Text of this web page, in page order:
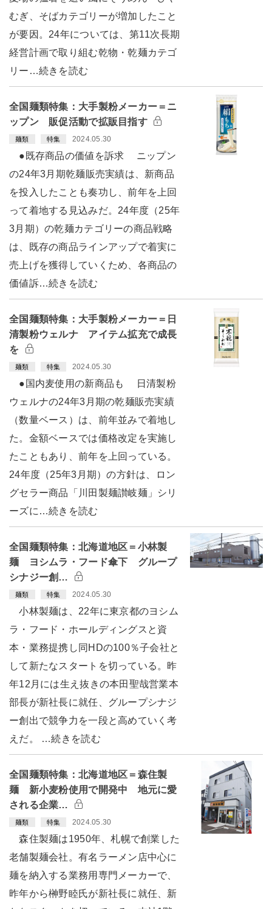
むぎ、そばカテゴリーが増加したこと
が要因。24年については、第11次長期
経営計画で取り組む乾物・乾麺カテゴ
リー…続きを読む
全国麺類特集：大手製粉メーカー＝ニ
ップン 販促活動で拡販目指す
麺類 特集 2024.05.30
●既存商品の価値を訴求 ニップン
の24年3月期乾麺販売実績は、新商品
を投入したことも奏功し、前年を上回
って着地する見込みだ。24年度（25年
3月期）の乾麺カテゴリーの商品戦略
は、既存の商品ラインアップで着実に
売上げを獲得していくため、各商品の
価値訴…続きを読む
全国麺類特集：大手製粉メーカー＝日
清製粉ウェルナ アイテム拡充で成長
を
麺類 特集 2024.05.30
●国内麦使用の新商品も 日清製粉
ウェルナの24年3月期の乾麺販売実績
（数量ベース）は、前年並みで着地し
た。金額ベースでは価格改定を実施し
たこともあり、前年を上回っている。
24年度（25年3月期）の方針は、ロン
グセラー商品「川田製麺讃岐麺」シリ
ーズに…続きを読む
全国麺類特集：北海道地区＝小林製
麺 ヨシムラ・フード傘下 グループ
シナジー創…
麺類 特集 2024.05.30
小林製麺は、22年に東京都のヨシム
ラ・フード・ホールディングスと資
本・業務提携し同HDの100％子会社と
して新たなスタートを切っている。昨
年12月には生え抜きの本田聖哉営業本
部長が新社長に就任、グループシナジ
ー創出で競争力を一段と高めていく考
えだ。 …続きを読む
全国麺類特集：北海道地区＝森住製
麺 新小麦粉使用で開発中 地元に愛
される企業…
麺類 特集 2024.05.30
森住製麺は1950年、札幌で創業した
老舗製麺会社。有名ラーメン店中心に
麺を納入する業務用専門メーカーで、
昨年から榊野睦氏が新社長に就任、新